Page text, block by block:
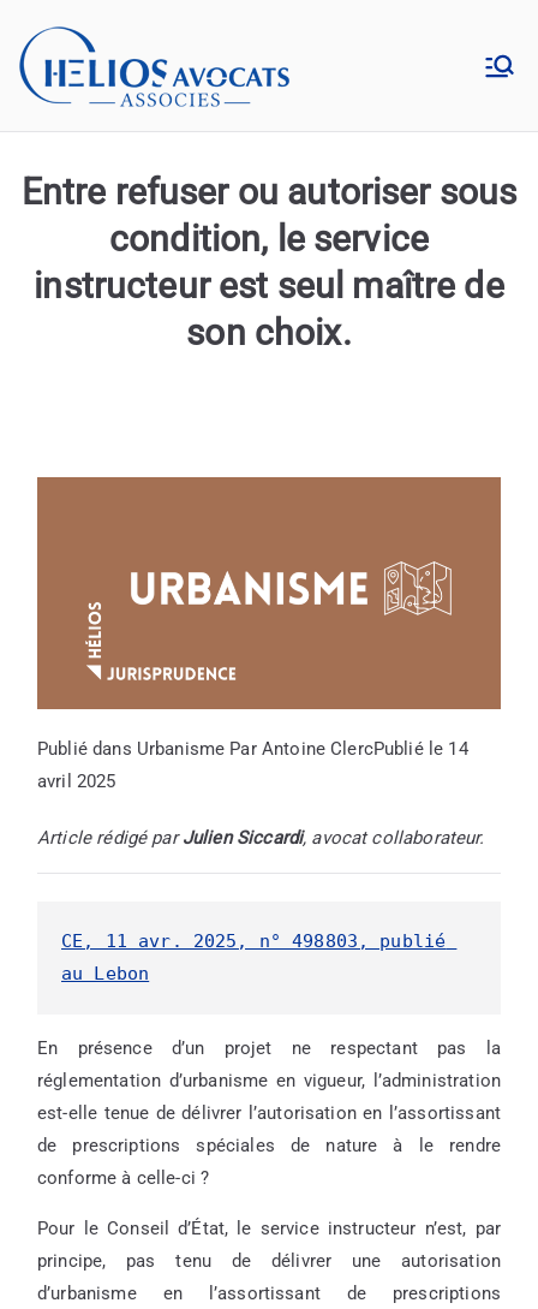
contenu
Cabinet d’avocats en droit
Entre refuser ou autoriser sous
condition, le service
instructeur est seul maître de
son choix.
Publié dans Urbanisme Par Antoine ClercPublié le 14
avril 2025
Article rédigé parJulien Siccardi, avocat collaborateur.
CE, 11 avr. 2025, n° 498803, publié
au Lebon
En présence d’un projet ne respectant pas la
réglementation d’urbanisme en vigueur, l’administration
est-elle tenue de délivrer l’autorisation en l’assortissant
de prescriptions spéciales de nature à le rendre
conforme à celle-ci ?
Pour le Conseil d’État, le service instructeur n’est, par
principe, pas tenu de délivrer une autorisation
d’urbanisme en l’assortissant de prescriptions